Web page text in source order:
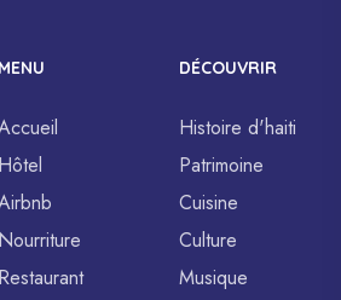
MENU
Hôtel
Nourriture
Restaurant
DÉCOUVRIR
Histoire d'haiti
Patrimoine
Cuisine
Culture
Musique